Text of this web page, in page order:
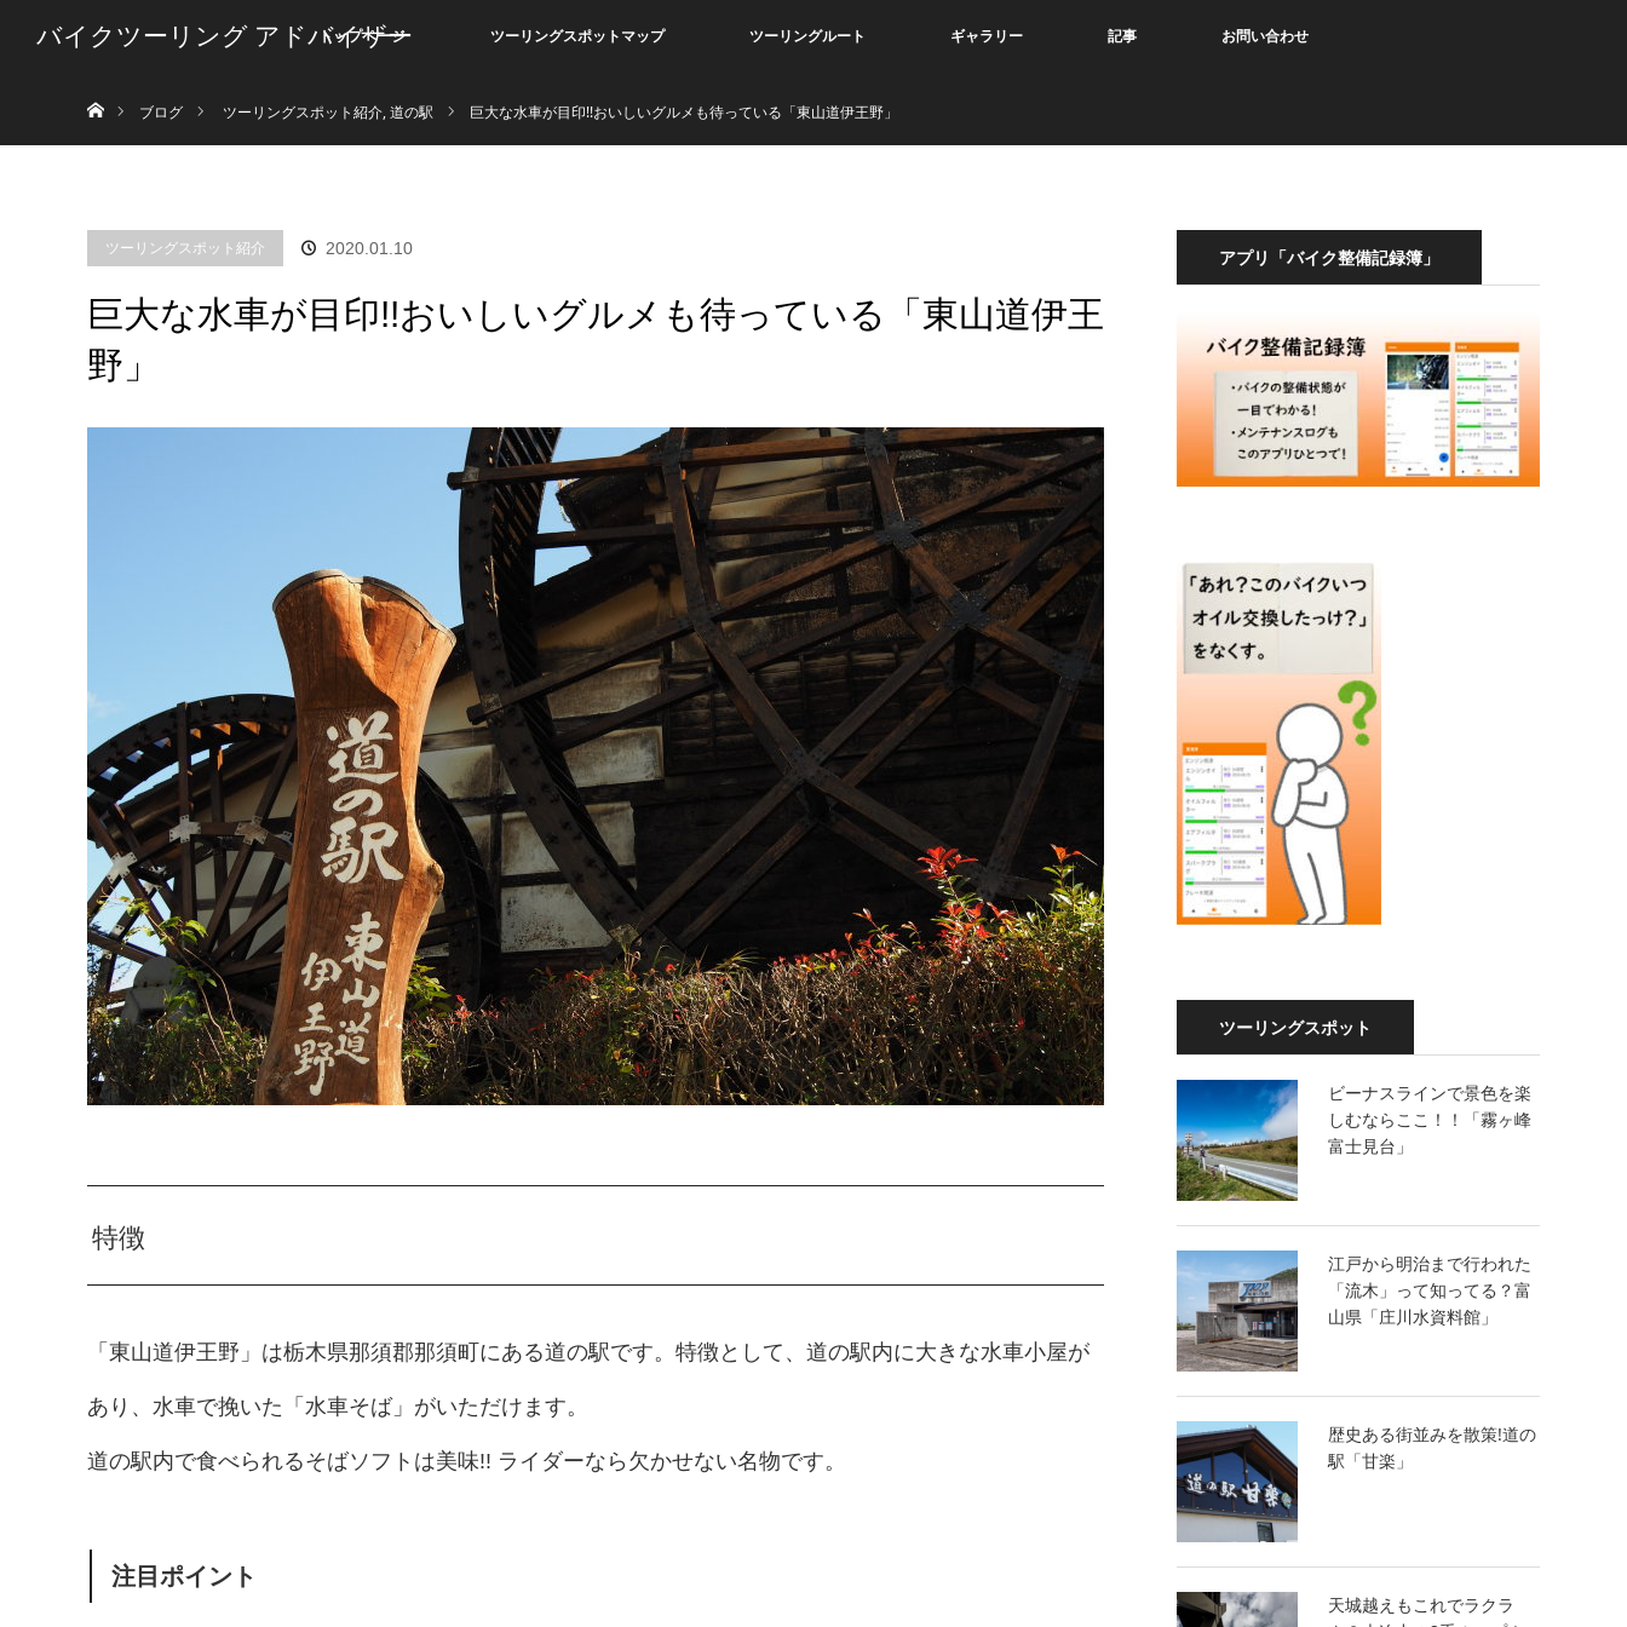
バイクツーリング アドバイザー
トップページ ツーリングスポットマップ ツーリングルート ギャラリー 記事 お問い合わせ
ブログ
ツーリングスポット紹介,道の駅 巨大な水車が目印!!おいしいグルメも待っている「東山道伊王野」
ツーリングスポット紹介 2020.01.10
巨大な水車が目印!!おいしいグルメも待っている「東山道伊王
野」
特徴
「東山道伊王野」は栃木県那須郡那須町にある道の駅です。特徴として、道の駅内に大きな水車小屋が
あり、水車で挽いた「水車そば」がいただけます。
道の駅内で食べられるそばソフトは美味!! ライダーなら欠かせない名物です。
注目ポイント
アプリ「バイク整備記録簿」
ツーリングスポット
ビーナスラインで景色を楽
しむならここ！！「霧ヶ峰
富士見台」
江戸から明治まで行われた
「流木」って知ってる？富
山県「庄川水資料館」
歴史ある街並みを散策!道の
駅「甘楽」
天城越えもこれでラクラ